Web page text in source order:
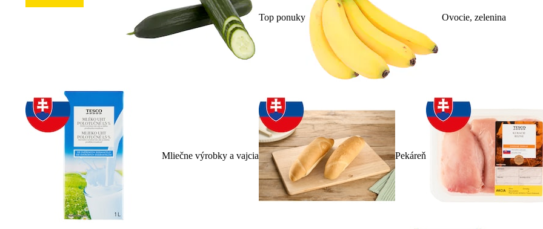
Top ponuky Ovocie, zelenina
Mliečne výrobky a vajcia Pekáreň